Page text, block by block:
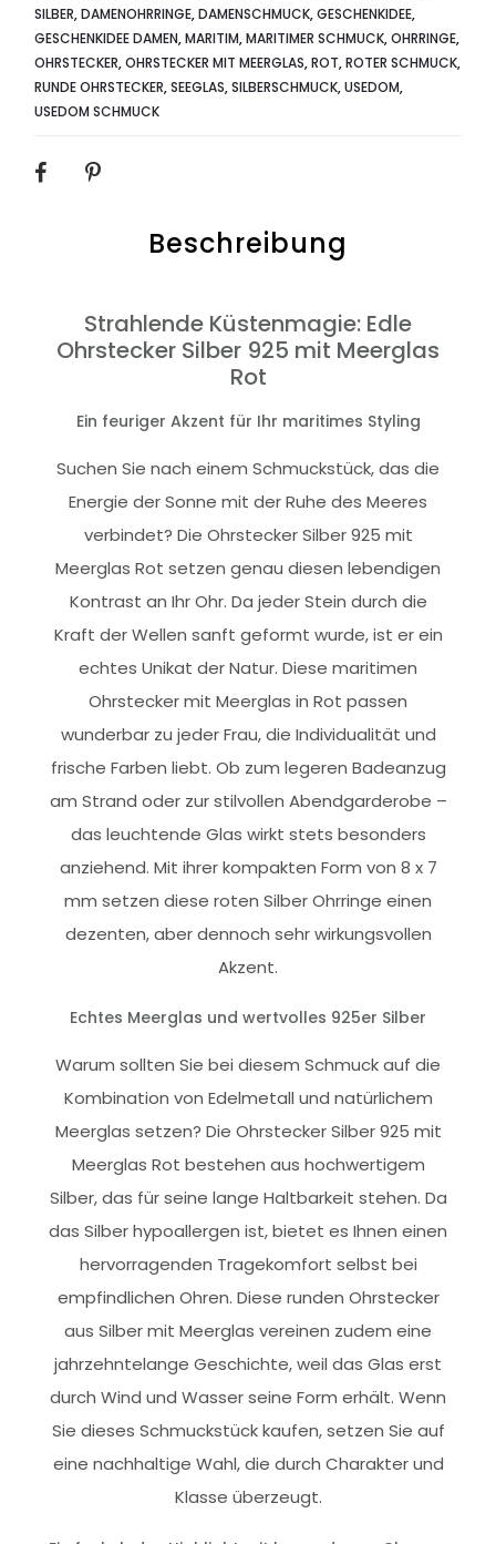
SILBER,DAMENOHRRINGE,DAMENSCHMUCK,GESCHENKIDEE,
GESCHENKIDEE DAMEN,MARITIM,MARITIMER SCHMUCK,OHRRINGE,
OHRSTECKER,OHRSTECKER MIT MEERGLAS,ROT,ROTER SCHMUCK,
RUNDE OHRSTECKER,SEEGLAS,SILBERSCHMUCK,USEDOM,
USEDOM SCHMUCK
SHARE
Beschreibung
Strahlende Küstenmagie: Edle
Ohrstecker Silber 925 mit Meerglas
Rot
Ein feuriger Akzent für Ihr maritimes Styling
Suchen Sie nach einem Schmuckstück, das die
Energie der Sonne mit der Ruhe des Meeres
verbindet? Die Ohrstecker Silber 925 mit
Meerglas Rot setzen genau diesen lebendigen
Kontrast an Ihr Ohr. Da jeder Stein durch die
Kraft der Wellen sanft geformt wurde, ist er ein
echtes Unikat der Natur. Diese maritimen
Ohrstecker mit Meerglas in Rot passen
wunderbar zu jeder Frau, die Individualität und
frische Farben liebt. Ob zum legeren Badeanzug
am Strand oder zur stilvollen Abendgarderobe –
das leuchtende Glas wirkt stets besonders
anziehend. Mit ihrer kompakten Form von 8 x 7
mm setzen diese roten Silber Ohrringe einen
dezenten, aber dennoch sehr wirkungsvollen
Akzent.
Echtes Meerglas und wertvolles 925er Silber
Warum sollten Sie bei diesem Schmuck auf die
Kombination von Edelmetall und natürlichem
Meerglas setzen? Die Ohrstecker Silber 925 mit
Meerglas Rot bestehen aus hochwertigem
Silber, das für seine lange Haltbarkeit stehen. Da
das Silber hypoallergen ist, bietet es Ihnen einen
hervorragenden Tragekomfort selbst bei
empfindlichen Ohren. Diese runden Ohrstecker
aus Silber mit Meerglas vereinen zudem eine
jahrzehntelange Geschichte, weil das Glas erst
durch Wind und Wasser seine Form erhält. Wenn
Sie dieses Schmuckstück kaufen, setzen Sie auf
eine nachhaltige Wahl, die durch Charakter und
Klasse überzeugt.